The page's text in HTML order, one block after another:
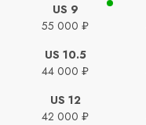
US 9
55 000 ₽
US 10.5
44 000 ₽
US 12
42 000 ₽